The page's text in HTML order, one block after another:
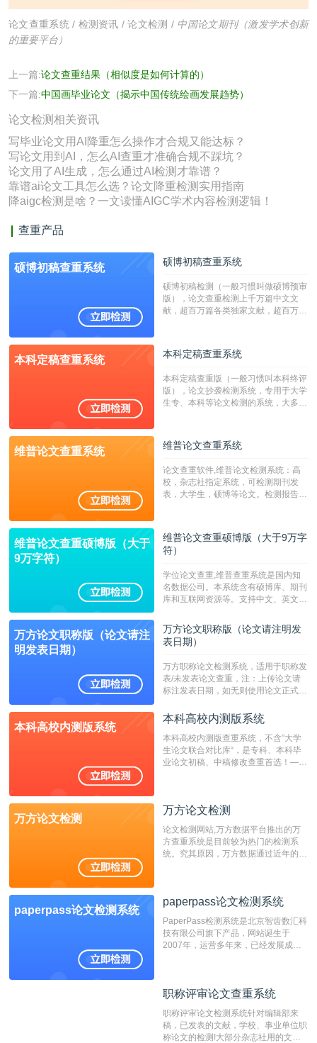
论文查重系统/ 检测资讯 /论文检测 / 中国论文期刊（激发学术创新
的重要平台）
上一篇:论文查重结果（相似度是如何计算的）
下一篇:中国画毕业论文（揭示中国传统绘画发展趋势）
论文检测相关资讯
写毕业论文用AI降重怎么操作才合规又能达标？
写论文用到AI，怎么AI查重才准确合规不踩坑？
论文用了AI生成，怎么通过AI检测才靠谱？
靠谱ai论文工具怎么选？论文降重检测实用指南
降aigc检测是啥？一文读懂AIGC学术内容检测逻辑！
查重产品
硕博初稿查重系统 硕博初稿查重系统
硕博初稿检测（一般习惯叫做硕博预审
版），论文查重检测上千万篇中文文
献，超百万篇各类独家文献，超百万港
校用来检测硕博论文的系统，检测范围
广，数据来源真实，检测算法合理!本
字符数30万）
本科定稿查重系统 本科定稿查重系统
本科定稿查重版（一般习惯叫本科终评
版），论文抄袭检测系统，专用于大学
生专、本科等论文检测的系统，大多数
维普论文查重系统 维普论文查重系统
论文查重软件,维普论文检测系统：高
校，杂志社指定系统，可检测期刊发
表，大学生，硕博等论文。检测报告支
维普论文查重硕博版（大于
9万字符）
维普论文查重硕博版（大于9万字
符）
学位论文查重,维普查重系统是国内知
名数据公司。本系统含有硕博库、期刊
库和互联网资源等。支持中文、英文、
定院校！！！
万方论文职称版（论文请注
明发表日期）
万方论文职称版（论文请注明发
表日期）
万方职称论文检测系统，适用于职称发
表/未发表论文查重，注：上传论文请
标注发表日期，如无则使用论文正式发
成时间作为发表日期。
本科高校内测版系统
本科高校内测版系统
本科高校内测版查重系统，不含”大学
生论文联合对比库“，是专科、本科毕
业论文初稿、中稿修改查重首选！——
万方论文检测
万方论文检测
论文检测网站,万方数据平台推出的万
方查重系统是目前较为热门的检测系
统。究其原因，万方数据通过近年的发
非。其次，相对于知网而言，万方检测
重的推荐系统。
paperpass论文检测系统
paperpass论文检测系统
PaperPass检测系统是北京智齿数汇科
技有限公司旗下产品，网站诞生于
2007年，运营多年来，已经发展成为
检测速度快、精度高，市场反映良好。
职称评审论文查重系统
职称评审论文检测系统针对编辑部来
稿，已发表的文献，学校、事业单位职
称论文的检测!大部分杂志社用的文献